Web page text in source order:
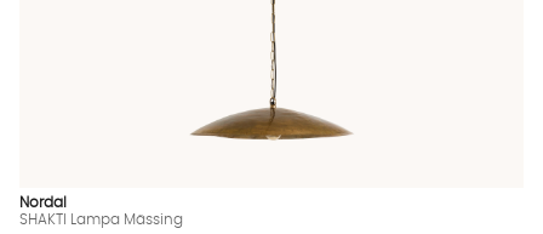
Nordal
SHAKTI Lampa Mässing